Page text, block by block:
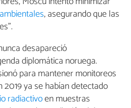
, asegurando que las
desapareció
diplomática noruega.
para mantener monitoreos
2019 ya se habían detectado
radiactivoen muestras